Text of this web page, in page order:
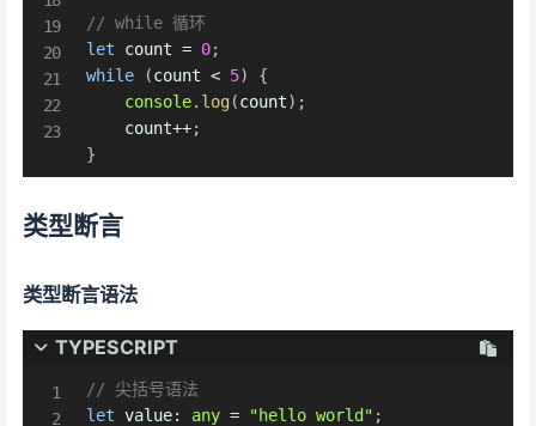
// while 循环
let count = 0;
while
(count < 5)
{
console. log (count) ;
    count
++;
}
类型断言
类型断言语法
TYPESCRIPT
// 尖括号语法
let value: any = "hello world" ;